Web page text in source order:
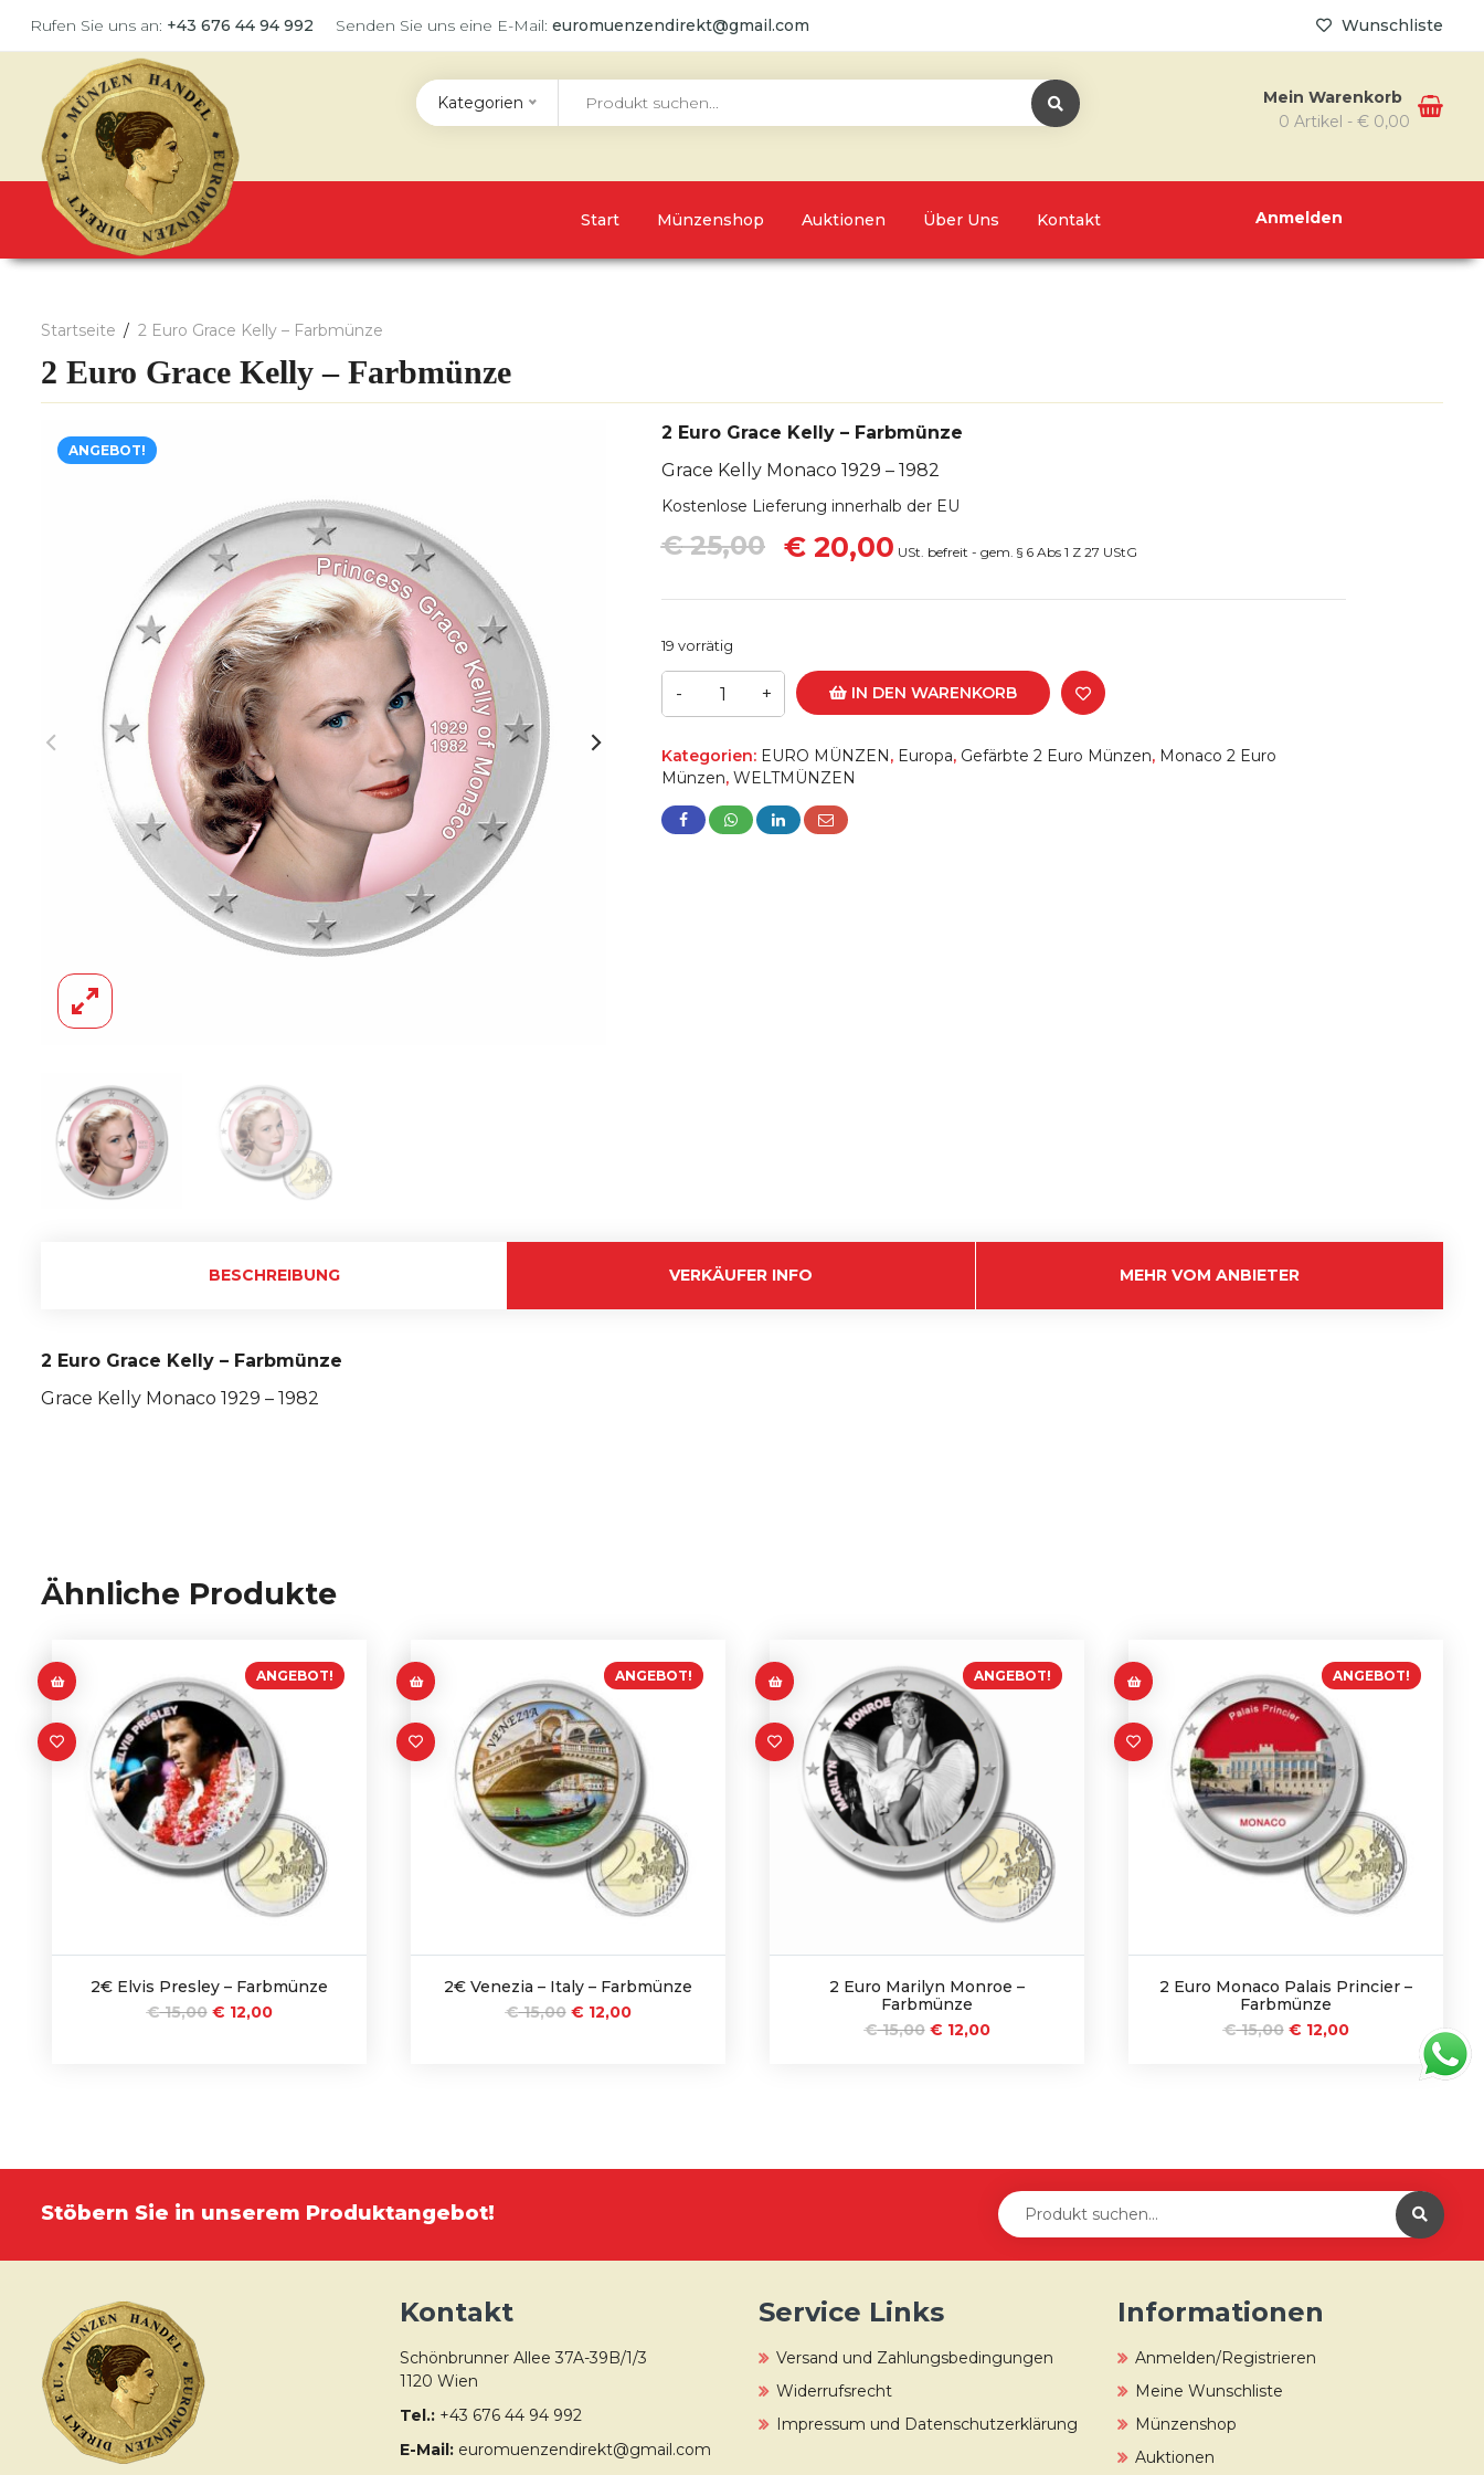
Rufen Sie uns an: +43 676 44 94 992 Senden Sie uns eine E-Mail: euromuenzendirekt@gmail.com Wunschliste
Kategorien
Mein Warenkorb
0 Artikel - €0,00
Start Münzenshop Auktionen Über Uns Kontakt Anmelden
Startseite 2 Euro Grace Kelly – Farbmünze
2 Euro Grace Kelly – Farbmünze
ANGEBOT!
2 Euro Grace Kelly – Farbmünze
Grace Kelly Monaco 1929 – 1982
€25,00 €20,00
19 vorrätig
IN DEN WARENKORB
Kategorien: EURO MÜNZEN, Europa, Gefärbte 2 Euro Münzen, Monaco 2 Euro
Münzen, WELTMÜNZEN
BESCHREIBUNG VERKÄUFER INFO MEHR VOM ANBIETER
2 Euro Grace Kelly – Farbmünze
Grace Kelly Monaco 1929 – 1982
Ähnliche Produkte
ANGEBOT!
2€ Elvis Presley – Farbmünze
€15,00 € 12,00
ANGEBOT!
2€ Venezia – Italy – Farbmünze
€15,00 € 12,00
ANGEBOT!
2 Euro Marilyn Monroe –
Farbmünze
€15,00 € 12,00
ANGEBOT!
2 Euro Monaco Palais Princier –
Farbmünze
€15,00 € 12,00
Stöbern Sie in unserem Produktangebot!
Kontakt
Schönbrunner Allee 37A-39B/1/3
1120 Wien
Tel.: +43 676 44 94 992
E-Mail: euromuenzendirekt@gmail.com
Service Links
Versand und Zahlungsbedingungen
Widerrufsrecht
Impressum und Datenschutzerklärung
Informationen
Anmelden/Registrieren
Meine Wunschliste
Münzenshop
Auktionen